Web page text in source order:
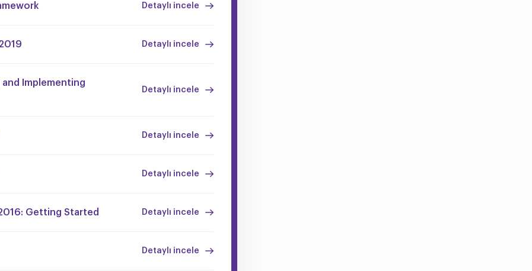
Detaylı incele
Detaylı incele
Implementing
Detaylı incele
Detaylı incele
Detaylı incele
Getting Started Detaylı incele
Detaylı incele